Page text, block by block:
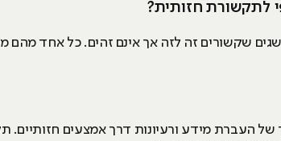
שקשורים זה לזה אך אינם זהים. כל אחד
העברת מידע ורעיונות דרך אמצעים חזותיים.